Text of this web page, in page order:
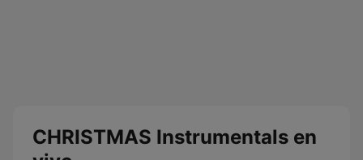
CHRISTMAS Instrumentals en